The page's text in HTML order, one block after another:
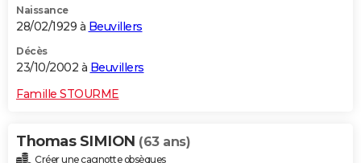
Naissance
28/02/1929 à Beuvillers
Décès
23/10/2002 à Beuvillers
Famille STOURME
Thomas SIMION (63 ans)
Créer une cagnotte obsèques